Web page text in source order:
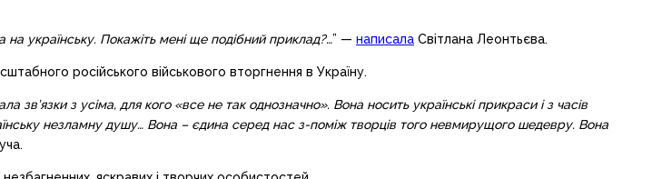
на українську. Покажіть мені ще подібний приклад?…” — написала Світлана Леонтьєва.
російського військового вторгнення в Україну.
з усіма, для кого «все не так однозначно». Вона носить українські прикраси і з часів
незламну душу… Вона – єдина серед нас з-поміж творців того невмирущого шедевру. Вона